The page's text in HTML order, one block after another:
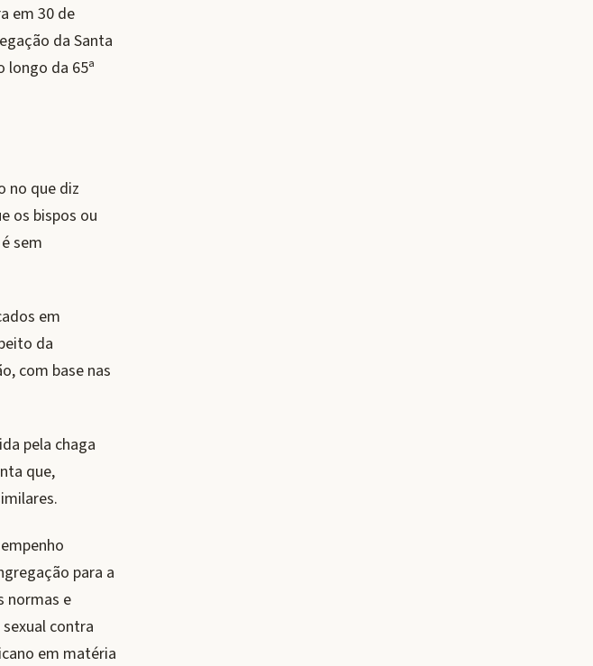
em 30 de
da Santa
longo da 65ª
no que diz
os bispos ou
sem
em
da
com base nas
pela chaga
que,
para a
normas e
contra
em matéria